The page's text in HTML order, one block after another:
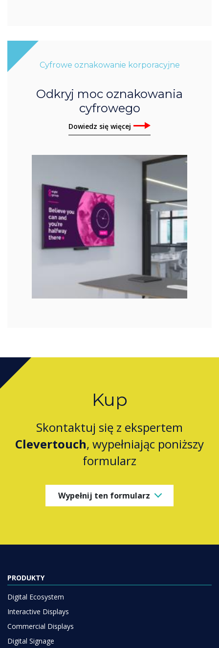
Cyfrowe oznakowanie korporacyjne
Odkryj moc oznakowania
cyfrowego
Dowiedz się więcej
Kup
Skontaktuj się z ekspertem
Clevertouch, wypełniając poniższy
formularz
Wypełnij ten formularz
PRODUKTY
Digital Ecosystem
Interactive Displays
Commercial Displays
Digital Signage